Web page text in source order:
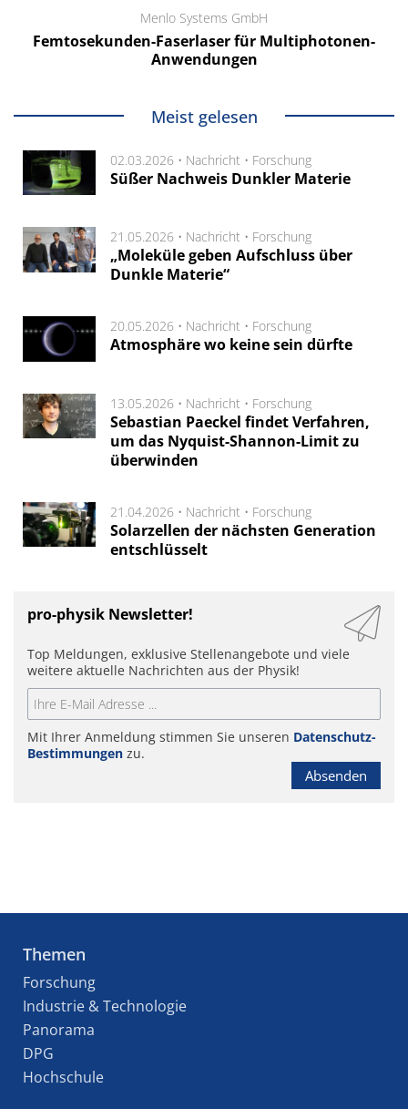
Menlo Systems GmbH
Femtosekunden-Faserlaser für Multiphotonen-
Anwendungen
Meist gelesen
02.03.2026 • Nachricht • Forschung
Süßer Nachweis Dunkler Materie
21.05.2026 • Nachricht • Forschung
„Moleküle geben Aufschluss über
Dunkle Materie“
20.05.2026 • Nachricht • Forschung
Atmosphäre wo keine sein dürfte
13.05.2026 • Nachricht • Forschung
Sebastian Paeckel findet Verfahren,
um das Nyquist-Shannon-Limit zu
überwinden
21.04.2026 • Nachricht • Forschung
Solarzellen der nächsten Generation
entschlüsselt
pro-physik Newsletter!
Top Meldungen, exklusive Stellenangebote und viele
weitere aktuelle Nachrichten aus der Physik!
Mit Ihrer Anmeldung stimmen Sie unseren Datenschutz-
Bestimmungen zu.
Absenden
Themen
Forschung
Industrie & Technologie
Panorama
DPG
Hochschule